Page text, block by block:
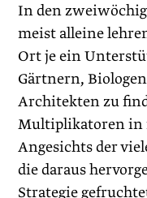
In den
meist alleine
Ort je ein
Gärtnern,
Architekten zu
Multiplikatoren in
Angesichts der
die daraus
Strategie